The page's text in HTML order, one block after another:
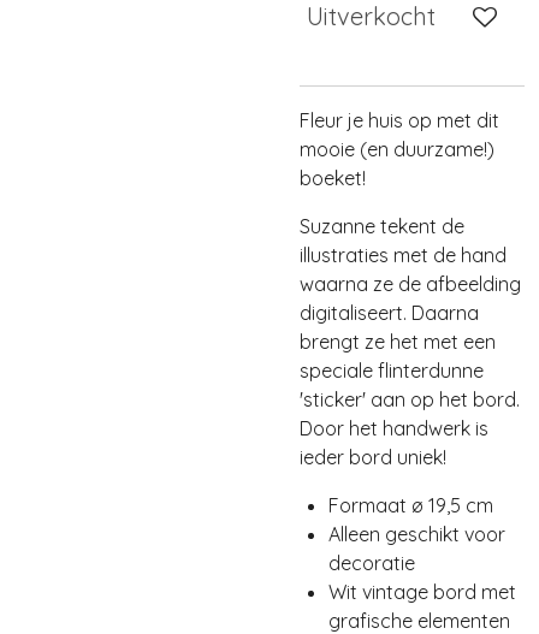
Uitverkocht
Fleur je huis op met dit
mooie (en duurzame!)
boeket!
Suzanne tekent de
illustraties met de hand
waarna ze de afbeelding
digitaliseert. Daarna
brengt ze het met een
speciale flinterdunne
'sticker' aan op het bord.
Door het handwerk is
ieder bord uniek!
Formaat ø 19,5 cm
Alleen geschikt voor
decoratie
Wit vintage bord met
grafische elementen